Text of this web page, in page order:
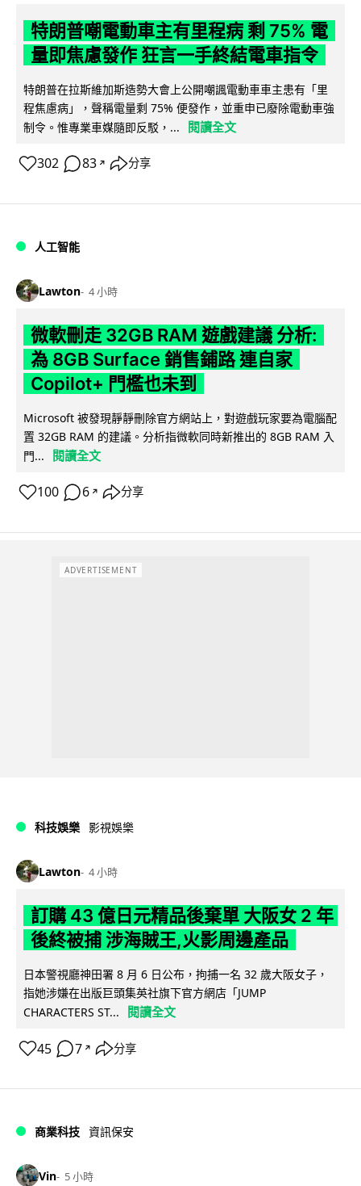
特朗普嘲電動車主有里程病 剩 75% 電
量即焦慮發作 狂言一手終結電車指令
特朗普在拉斯維加斯造勢大會上公開嘲諷電動車車主患有「里
程焦慮病」，聲稱電量剩 75% 便發作，並重申已廢除電動車強
制令。惟專業車媒隨即反駁，...
閱讀全文
302 83 ↗ 分享
人工智能
Lawton 4 小時
微軟刪走 32GB RAM 遊戲建議 分析:
為 8GB Surface 銷售鋪路 連自家
Copilot+ 門檻也未到
Microsoft 被發現靜靜刪除官方網站上，對遊戲玩家要為電腦配
置 32GB RAM 的建議。分析指微軟同時新推出的 8GB RAM 入
門...
閱讀全文
100 6 ↗ 分享
ADVERTISEMENT
科技娛樂 影視娛樂
Lawton 4 小時
訂購 43 億日元精品後棄單 大阪女 2 年
後終被捕 涉海賊王,火影周邊產品
日本警視廳神田署 8 月 6 日公布，拘捕一名 32 歲大阪女子，
指她涉嫌在出版巨頭集英社旗下官方網店「JUMP
CHARACTERS ST...
閱讀全文
45 7 ↗ 分享
商業科技 資訊保安
Vin 5 小時